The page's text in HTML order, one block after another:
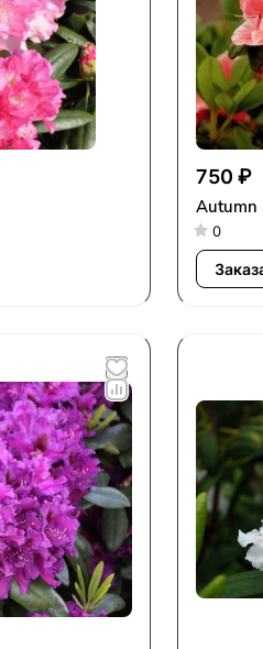
750 ₽
Autumn
0